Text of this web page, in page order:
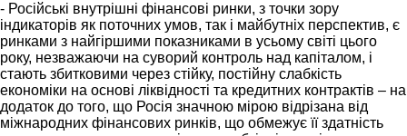
- Російські внутрішні фінансові ринки, з точки зору
індикаторів як поточних умов, так і майбутніх перспектив, є
ринками з найгіршими показниками в усьому світі цього
року, незважаючи на суворий контроль над капіталом, і
стають збитковими через стійку, постійну слабкість
економіки на основі ліквідності та кредитних контрактів – на
додаток до того, що Росія значною мірою відрізана від
міжнародних фінансових ринків, що обмежує її здатність